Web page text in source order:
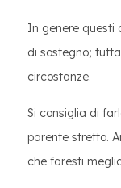
In genere questi
di sostegno;
circostanze.
Si consiglia di
parente stretto.
che faresti